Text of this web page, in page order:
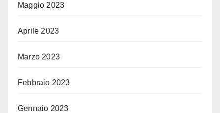
Maggio 2023
Aprile 2023
Marzo 2023
Febbraio 2023
Gennaio 2023